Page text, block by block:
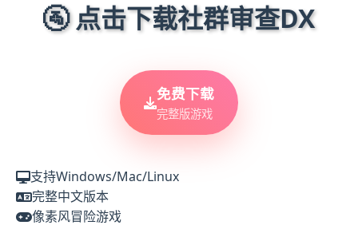
🚰 点击下载社群审查DX
免费下载
完整版游戏
支持Windows/Mac/Linux
完整中文版本
像素风冒险游戏